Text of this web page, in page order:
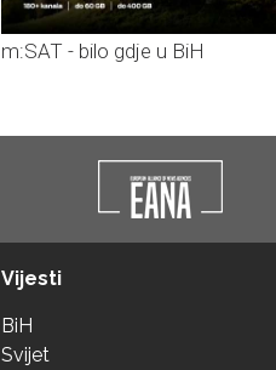
m:SAT - bilo gdje u BiH
Vijesti
BiH
Svijet